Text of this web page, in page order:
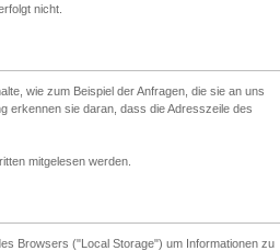
nicht.
wie zum Beispiel der Anfragen, die sie an uns
erkennen sie daran, dass die Adresszeile des
mitgelesen werden.
Browsers ("Local Storage") um Informationen zu